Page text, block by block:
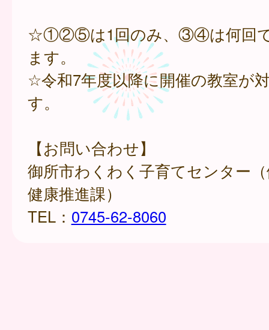
☆①②⑤は1回のみ、③④は何回で
ます。
☆令和7年度以降に開催の教室が
す。
【お問い合わせ】
御所市わくわく子育てセンター
健康推進課）
TEL： 0745-62-8060